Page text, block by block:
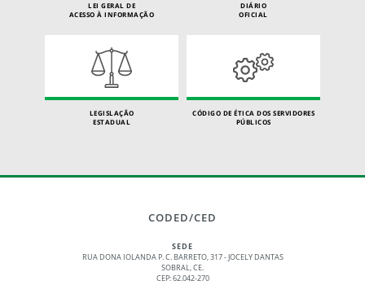
LEI GERAL DE
ACESSO À INFORMAÇÃO
DIÁRIO
OFICIAL
LEGISLAÇÃO
ESTADUAL
CÓDIGO DE ÉTICA DOS SERVIDORES
PÚBLICOS
CODED/CED
SEDE
RUA DONA IOLANDA P. C. BARRETO, 317 - JOCELY DANTAS
SOBRAL, CE.
CEP: 62.042-270